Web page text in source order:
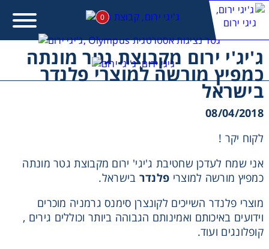
0
ג'יג'י ירום מקבוצת גטר מונתה
כמפיץ מורשה למוצרי פלנדר
בישראל
08/04/2018
לקוח יקר !
אני שמח לעדכן שחטיבת ג'יגי' ירום מקבוצת גטר מונתה
כמפיץ מורשה למוצרי פלנדר בישראל.
מוצרי פלנדר השייכים לקונצרן סימנס גרמניה מוכרים
וידועים באיכותם ואמינותם הגבוהה ביותר וכוללים גירים ,
קופלונגים ועוד.
מעונין לקבל הצעת מחיר או מידע עבור: